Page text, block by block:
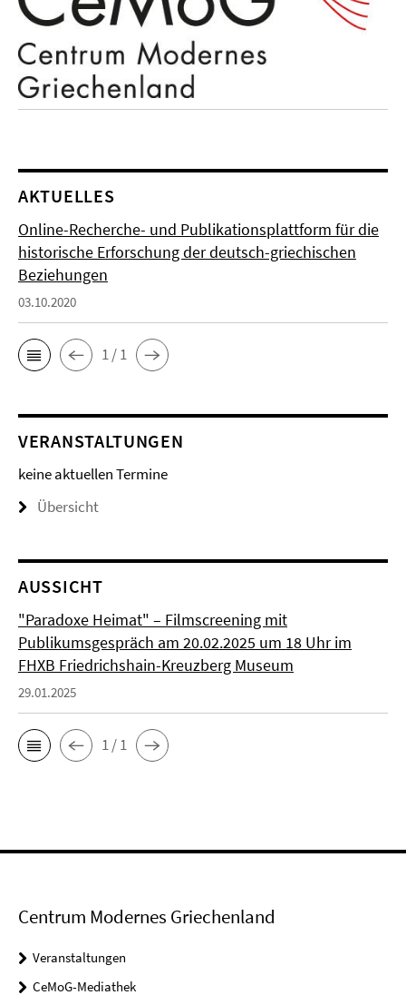
AKTUELLES
Online-Recherche- und Publikationsplattform für die
historische Erforschung der deutsch-griechischen
Beziehungen
03.10.2020
1 / 1
VERANSTALTUNGEN
keine aktuellen Termine
Übersicht
AUSSICHT
"Paradoxe Heimat" – Filmscreening mit
Publikumsgespräch am 20.02.2025 um 18 Uhr im
FHXB Friedrichshain-Kreuzberg Museum
29.01.2025
1 / 1
Centrum Modernes Griechenland
Veranstaltungen
CeMoG-Mediathek